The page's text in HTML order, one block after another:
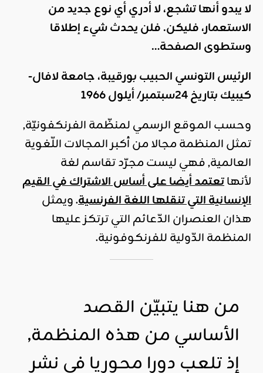
لا يبدو أنها تشجع، لا أدري أي نوع جديد من
الاستعمار، فليكن. فلن يحدث شيء إطلاقا
وستطوى الصفحة…
الرئيس التونسي الحبيب بورقيبة، جامعة لافال-
كيبيك بتاريخ 24سبتمبر/ أيلول 1966
وحسب الموقع الرسمي لمنظّمة الفرنكفونيّة,
تمثل المنظمة مجالا من أكبر المجالات اللّغوية
العالمية, فهي ليست مجرّد تقاسم لغة
لأنهاتعتمد أيضا على أساس الاشتراك في القيم
الإنسانية التي تنقلها اللغة الفرنسية. ويمثل
هذان العنصران الدّعائم التي ترتكز عليها
المنظمة الدّولية للفرنكوفونية.
من هنا يتبيّن القصد
الأساسي من هذه المنظمة,
إذ تلعب دورا محوريا في نشر